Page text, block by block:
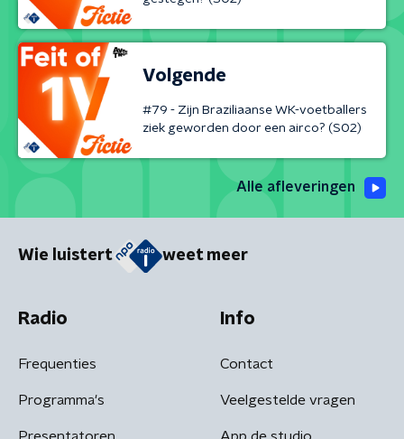
Volgende
#79 - Zijn Braziliaanse WK-voetballers
ziek geworden door een airco? (S02)
Alle afleveringen
Wie luistert weet meer
Radio
Frequenties
Programma's
Presentatoren
Info
Contact
Veelgestelde vragen
App de studio